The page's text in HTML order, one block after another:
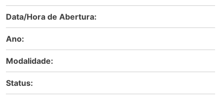
Data/Hora de Abertura:
Ano:
Modalidade:
Status: